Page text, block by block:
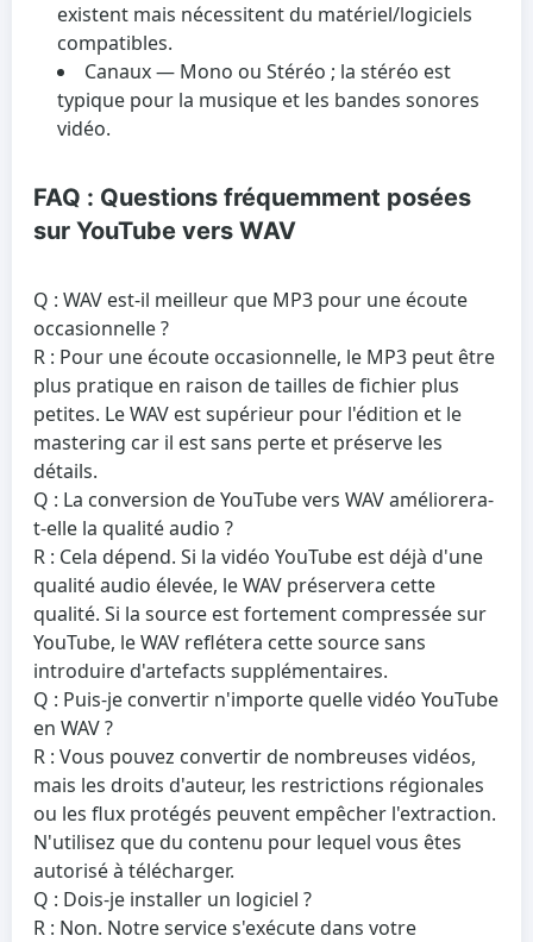
existent mais nécessitent du matériel/logiciels
compatibles.
Canaux— Mono ou Stéréo ; la stéréo est
typique pour la musique et les bandes sonores
vidéo.
FAQ : Questions fréquemment posées
sur YouTube vers WAV
Q : WAV est-il meilleur que MP3 pour une écoute
occasionnelle ?
R : Pour une écoute occasionnelle, le MP3 peut être
plus pratique en raison de tailles de fichier plus
petites. Le WAV est supérieur pour l'édition et le
mastering car il est sans perte et préserve les
détails.
Q : La conversion de YouTube vers WAV améliorera-
t-elle la qualité audio ?
R : Cela dépend. Si la vidéo YouTube est déjà d'une
qualité audio élevée, le WAV préservera cette
qualité. Si la source est fortement compressée sur
YouTube, le WAV reflétera cette source sans
introduire d'artefacts supplémentaires.
Q : Puis‑je convertir n'importe quelle vidéo YouTube
en WAV ?
R : Vous pouvez convertir de nombreuses vidéos,
mais les droits d'auteur, les restrictions régionales
ou les flux protégés peuvent empêcher l'extraction.
N'utilisez que du contenu pour lequel vous êtes
autorisé à télécharger.
Q : Dois‑je installer un logiciel ?
R : Non. Notre service s'exécute dans votre